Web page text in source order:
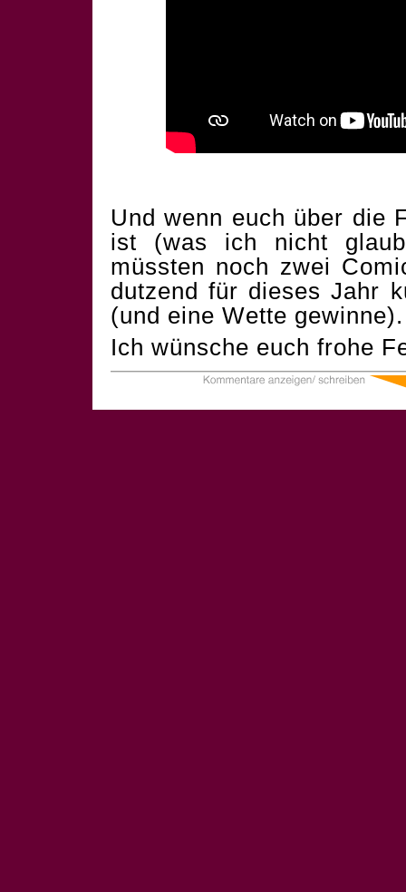
Und wenn euch über die
ist (was ich nicht
müssten noch zwei
dutzend für dieses Jahr
(und eine Wette
Ich wünsche euch frohe